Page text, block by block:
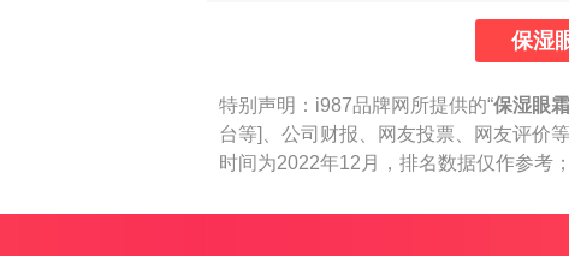
保湿
特别声明： i987品牌网所提供的“保湿眼
台等]、公司财报、网友投票、网友评价
时间为2022年12月，排名数据仅作参考